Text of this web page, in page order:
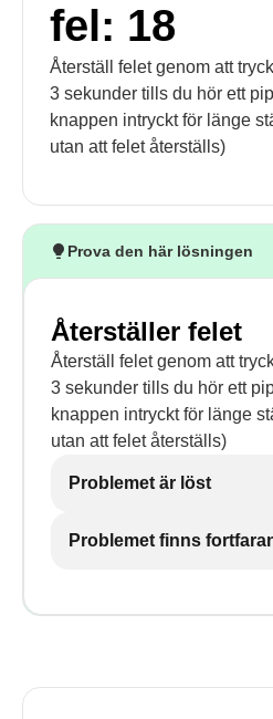
fel: 18
Återställ felet genom att
3 sekunder tills du hör ett
knappen intryckt för länge
utan att felet återställs)
Prova den här lösningen
Återställer felet
Återställ felet genom att
3 sekunder tills du hör ett
knappen intryckt för länge
utan att felet återställs)
Problemet är löst
Problemet finns